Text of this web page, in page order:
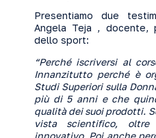
Presentiamo due
Angela Teja , docente,
dello sport:
“Perché iscriversi al
Innanzitutto perché è
Studi Superiori sulla
più di 5 anni e che
qualità dei suoi prodotti.
vista scientifico,
innovativo. Poi anche